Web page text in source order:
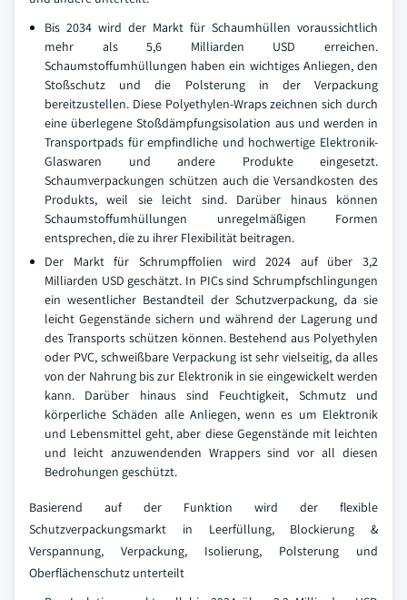
Bis 2034 wird der Markt für Schaumhüllen voraussichtlich
mehr als 5,6 Milliarden USD erreichen.
Schaumstoffumhüllungen haben ein wichtiges Anliegen, den
Stoßschutz und die Polsterung in der Verpackung
bereitzustellen. Diese Polyethylen-Wraps zeichnen sich durch
eine überlegene Stoßdämpfungsisolation aus und werden in
Transportpads für empfindliche und hochwertige Elektronik-
Glaswaren und andere Produkte eingesetzt.
Schaumverpackungen schützen auch die Versandkosten des
Produkts, weil sie leicht sind. Darüber hinaus können
Schaumstoffumhüllungen unregelmäßigen Formen
entsprechen, die zu ihrer Flexibilität beitragen.
Der Markt für Schrumpffolien wird 2024 auf über 3,2
Milliarden USD geschätzt. In PICs sind Schrumpfschlingungen
ein wesentlicher Bestandteil der Schutzverpackung, da sie
leicht Gegenstände sichern und während der Lagerung und
des Transports schützen können. Bestehend aus Polyethylen
oder PVC, schweißbare Verpackung ist sehr vielseitig, da alles
von der Nahrung bis zur Elektronik in sie eingewickelt werden
kann. Darüber hinaus sind Feuchtigkeit, Schmutz und
körperliche Schäden alle Anliegen, wenn es um Elektronik
und Lebensmittel geht, aber diese Gegenstände mit leichten
und leicht anzuwendenden Wrappers sind vor all diesen
Bedrohungen geschützt.
Basierend auf der Funktion wird der flexible
Schutzverpackungsmarkt in Leerfüllung, Blockierung &
Verspannung, Verpackung, Isolierung, Polsterung und
Oberflächenschutz unterteilt